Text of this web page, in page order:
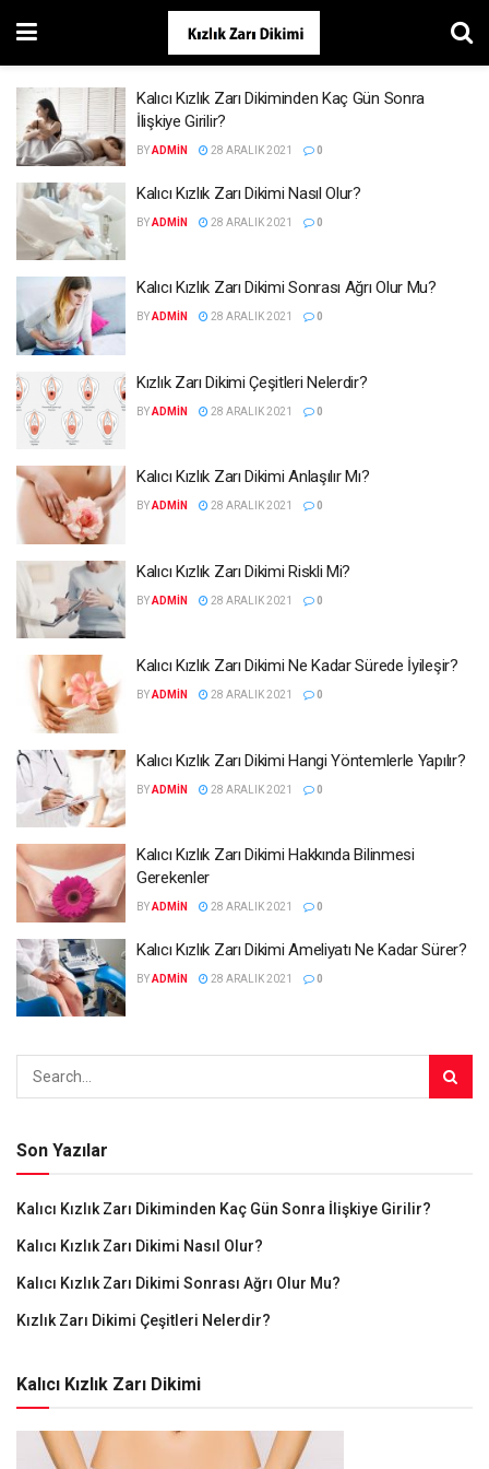
Kalıcı Kızlık Zarı Dikiminden Kaç Gün Sonra
İlişkiye Girilir?
BYADMIN 28 ARALIK 2021 0
Kalıcı Kızlık Zarı Dikimi Nasıl Olur?
BYADMIN 28 ARALIK 2021 0
Kalıcı Kızlık Zarı Dikimi Sonrası Ağrı Olur Mu?
BYADMIN 28 ARALIK 2021 0
Kızlık Zarı Dikimi Çeşitleri Nelerdir?
BYADMIN 28 ARALIK 2021 0
Kalıcı Kızlık Zarı Dikimi Anlaşılır Mı?
BYADMIN 28 ARALIK 2021 0
Kalıcı Kızlık Zarı Dikimi Riskli Mi?
BYADMIN 28 ARALIK 2021 0
Kalıcı Kızlık Zarı Dikimi Ne Kadar Sürede İyileşir?
BYADMIN 28 ARALIK 2021 0
Kalıcı Kızlık Zarı Dikimi Hangi Yöntemlerle Yapılır?
BYADMIN 28 ARALIK 2021 0
Kalıcı Kızlık Zarı Dikimi Hakkında Bilinmesi
Gerekenler
BYADMIN 28 ARALIK 2021 0
Kalıcı Kızlık Zarı Dikimi Ameliyatı Ne Kadar Sürer?
BYADMIN 28 ARALIK 2021 0
Son Yazılar
Kalıcı Kızlık Zarı Dikiminden Kaç Gün Sonra İlişkiye Girilir?
Kalıcı Kızlık Zarı Dikimi Nasıl Olur?
Kalıcı Kızlık Zarı Dikimi Sonrası Ağrı Olur Mu?
Kızlık Zarı Dikimi Çeşitleri Nelerdir?
Kalıcı Kızlık Zarı Dikimi